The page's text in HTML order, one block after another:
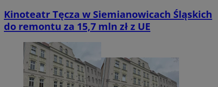
Kinoteatr Tęcza w Siemianowicach Śląskich
do remontu za 15,7 mln zł z UE